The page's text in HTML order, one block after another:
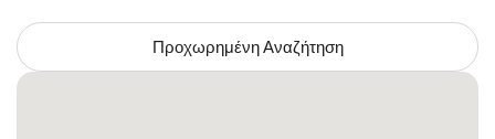
Προχωρημένη Αναζήτηση